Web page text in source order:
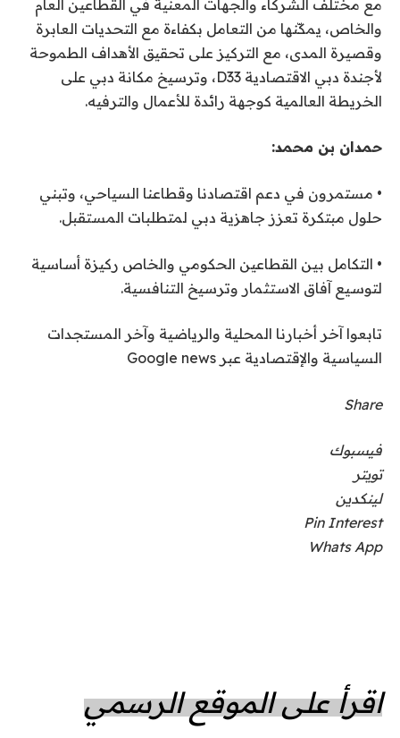
مع مختلف الشركاء والجهات المعنية في القطاعين العام
والخاص، يمكّنها من التعامل بكفاءة مع التحديات العابرة
وقصيرة المدى، مع التركيز على تحقيق الأهداف الطموحة
لأجندة دبي الاقتصادية D33، وترسيخ مكانة دبي على
الخريطة العالمية كوجهة رائدة للأعمال والترفيه.
حمدان بن محمد:
• مستمرون في دعم اقتصادنا وقطاعنا السياحي، وتبني
حلول مبتكرة تعزز جاهزية دبي لمتطلبات المستقبل.
• التكامل بين القطاعين الحكومي والخاص ركيزة أساسية
لتوسيع آفاق الاستثمار وترسيخ التنافسية.
تابعوا آخر أخبارنا المحلية والرياضية وآخر المستجدات
السياسية والإقتصادية عبر Google news
Share
فيسبوك
تويتر
لينكدين
Pin Interest
Whats App
اقرأ على الموقع الرسمي